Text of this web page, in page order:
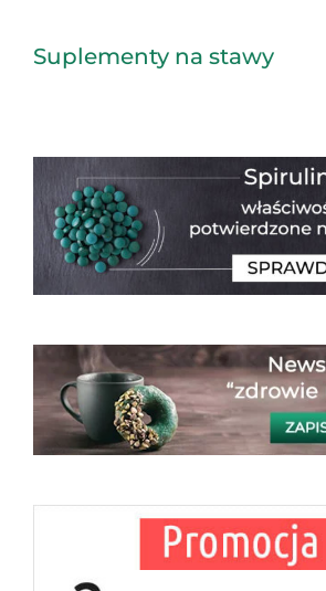
Suplementy na stawy